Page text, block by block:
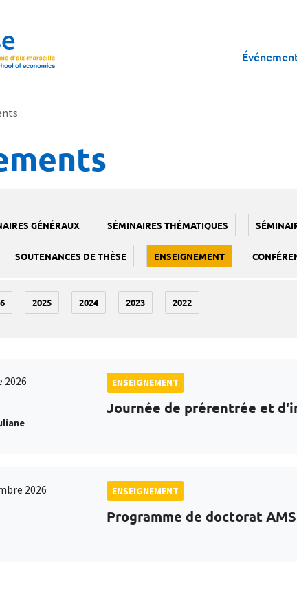
GÉNÉRAUX SÉMINAIRES THÉMATIQUES
SOUTENANCES DE THÈSE ENSEIGNEMENT
2025 2024 2023 2022
2026
ENSEIGNEMENT
Journée de prérentrée et
2026
ENSEIGNEMENT
Programme de doctorat